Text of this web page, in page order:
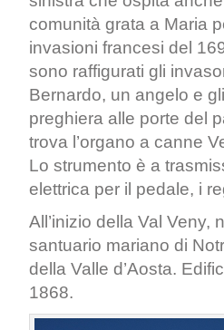
comunità grata a Maria
invasioni francesi del
sono raffigurati gli
Bernardo, un angelo e
preghiera alle porte del
trova l’organo a canne
Lo strumento è a
elettrica per il pedale, i
All’inizio della Val Veny,
santuario mariano di
della Valle d’Aosta.
1868.